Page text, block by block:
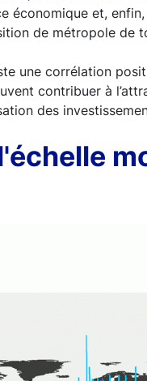
économique et,
de métropole de
une corrélation
contribuer à
des